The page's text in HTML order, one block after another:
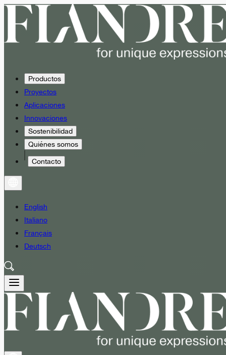
Productos
Proyectos
Aplicaciones
Innovaciones
Sostenibilidad
Quiénes somos
Contacto
English
Italiano
Français
Deutsch